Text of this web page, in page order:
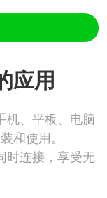
应用
机、平板、电脑
和使用。
时连接，享受无